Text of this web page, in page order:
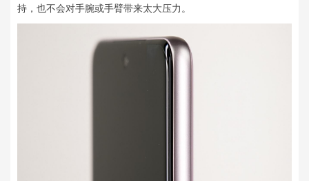
持，也不会对手腕或手臂带来太大压力。